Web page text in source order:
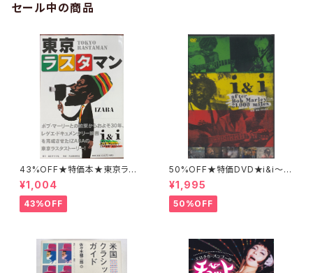
セール中の商品
43%OFF★特価本★東京ラス
タマン IZABA
¥1,004
43%OFF
50%OFF★特価DVD★i&i〜af
ter Bob Marley 21,000mile
s〜
¥1,995
50%OFF